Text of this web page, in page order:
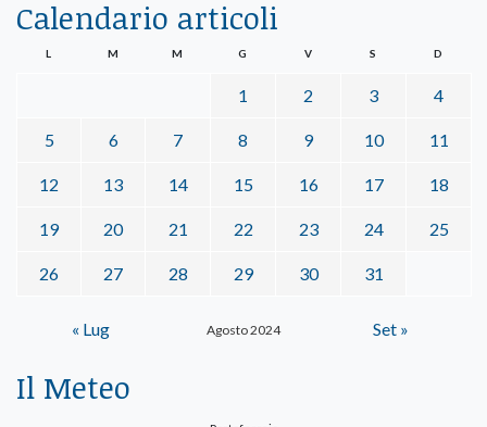
Calendario articoli
Agosto 2024
L M M G V S D
1 2 3 4
5 6 7 8 9 10 11
12 13 14 15 16 17 18
19 20 21 22 23 24 25
26 27 28 29 30 31
« Lug Set »
Il Meteo